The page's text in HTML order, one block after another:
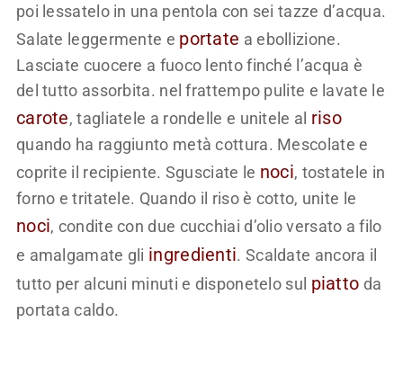
poi lessatelo in una pentola con sei tazze d’acqua.
Salate leggermente e portate a ebollizione.
Lasciate cuocere a fuoco lento finché l’acqua è
del tutto assorbita. nel frattempo pulite e lavate le
carote, tagliatele a rondelle e unitele al riso
quando ha raggiunto metà cottura. Mescolate e
coprite il recipiente. Sgusciate le noci, tostatele in
forno e tritatele. Quando il riso è cotto, unite le
noci, condite con due cucchiai d’olio versato a filo
e amalgamate gli ingredienti. Scaldate ancora il
tutto per alcuni minuti e disponetelo sul piatto da
portata caldo.